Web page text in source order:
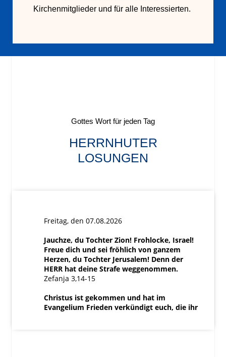
Kirchenmitglieder und für alle Interessierten.
Gottes Wort für jeden Tag
HERRNHUTER
LOSUNGEN